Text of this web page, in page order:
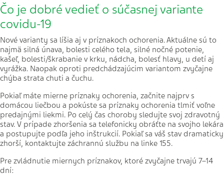
Čo je dobré vedieť o súčasnej variante
covidu-19
Nové varianty sa líšia aj v príznakoch ochorenia. Aktuálne sú to
najmä silná únava, bolesti celého tela, silné nočné potenie,
kašeľ, bolesti/škrabanie v krku, nádcha, bolesť hlavy, u detí aj
vyrážka. Naopak oproti predchádzajúcim variantom zvyčajne
chýba strata chuti a čuchu.
Pokiaľ máte mierne príznaky ochorenia, začnite najprv s
domácou liečbou a pokúste sa príznaky ochorenia tlmiť voľne
predajnými liekmi. Po celý čas choroby sledujte svoj zdravotný
stav. V prípade zhoršenia sa telefonicky obráťte na svojho lekára
a postupujte podľa jeho inštrukcií. Pokiaľ sa váš stav dramaticky
zhorší, kontaktujte záchrannú službu na linke 155.
Pre zvládnutie miernych príznakov, ktoré zvyčajne trvajú 7–14
dní: